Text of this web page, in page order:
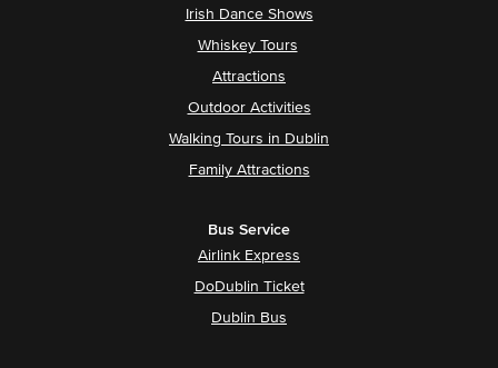
Irish Dance Shows
Whiskey Tours
Attractions
Outdoor Activities
Walking Tours in Dublin
Family Attractions
Bus Service
Airlink Express
DoDublin Ticket
Dublin Bus